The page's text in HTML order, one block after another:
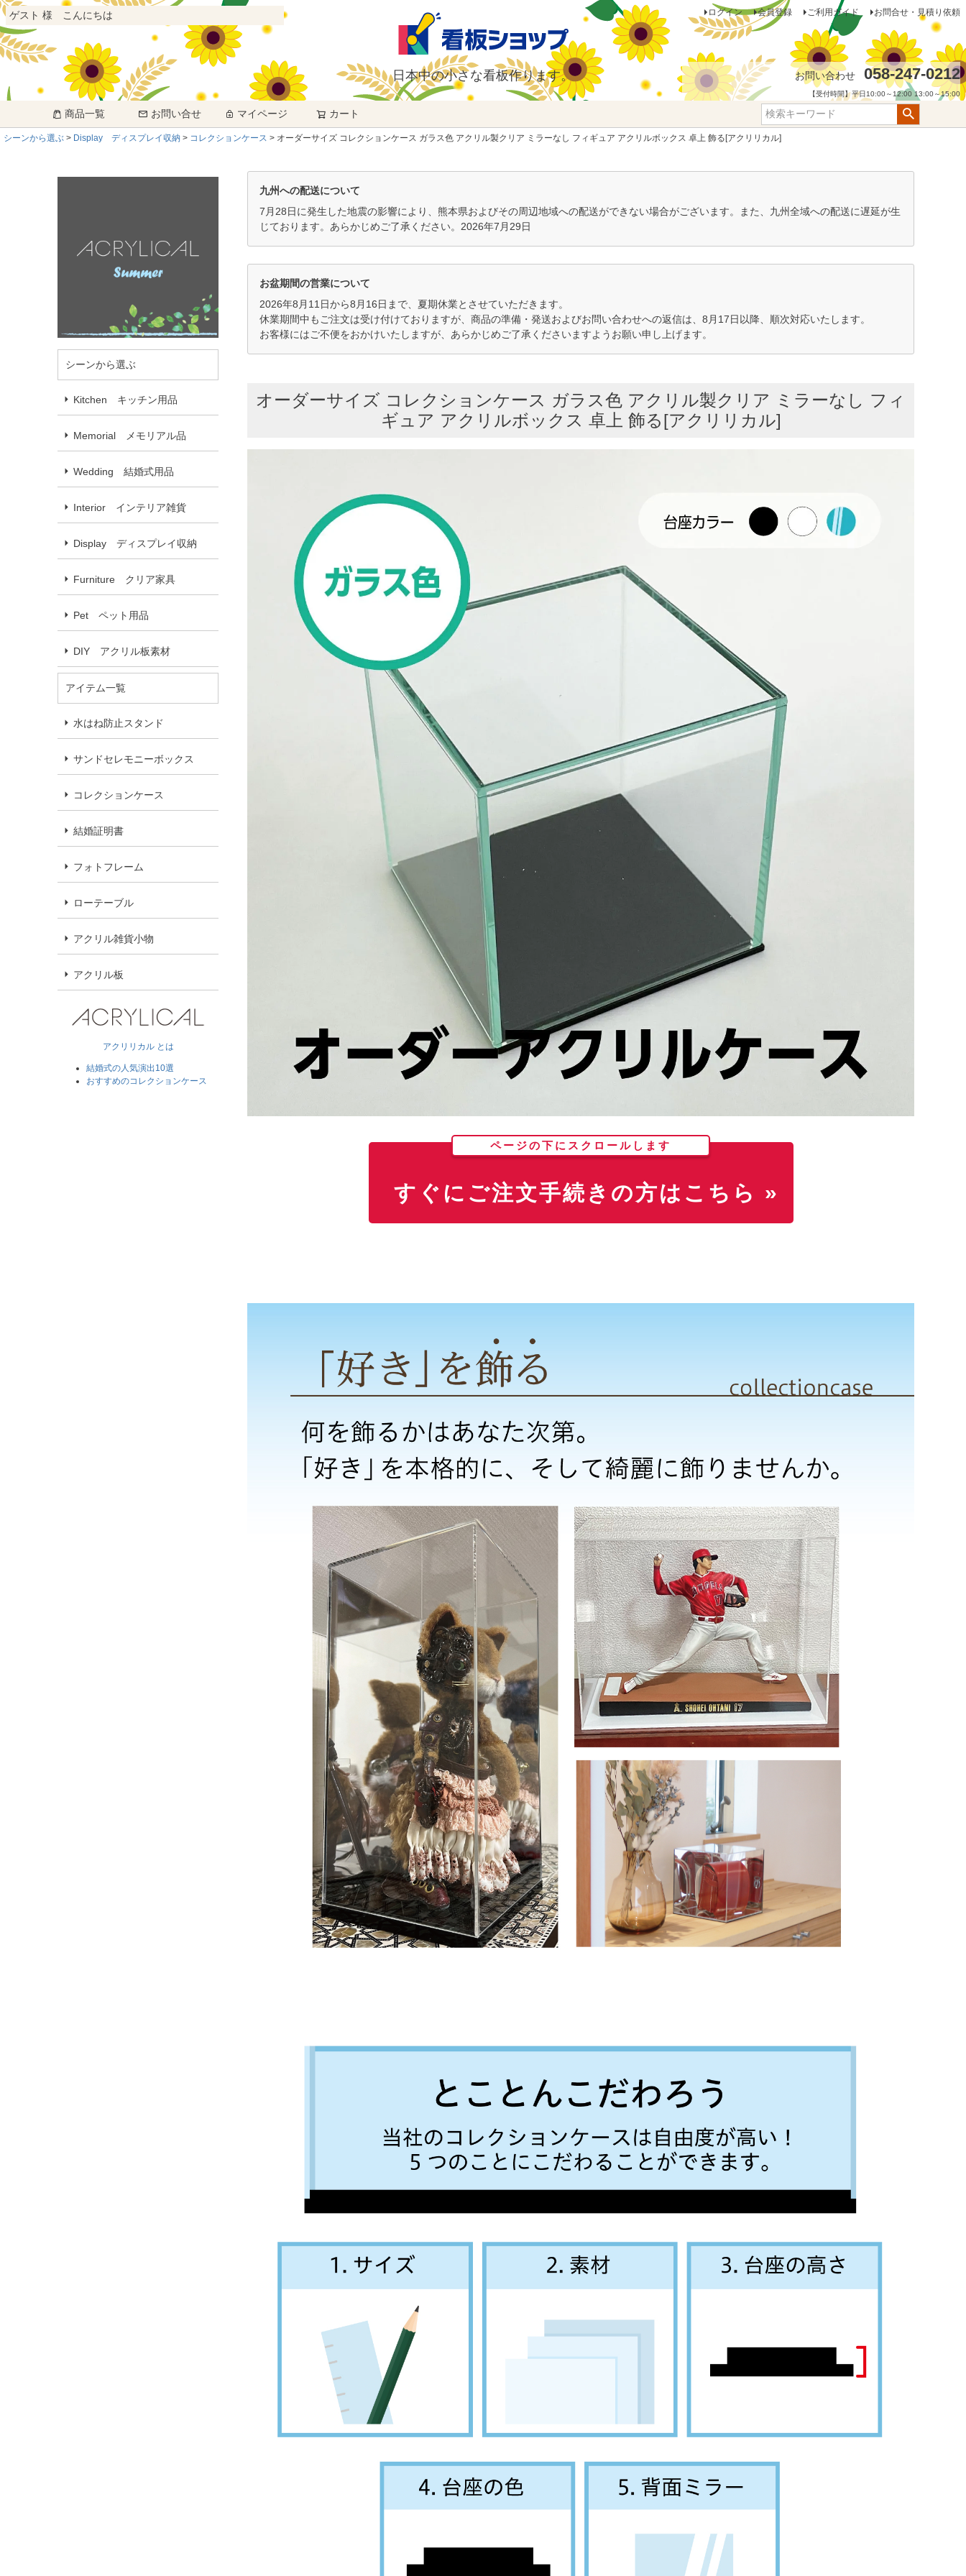
ゲスト 様 こんにちは
日本中の小さな看板作ります。
ログイン 会員登録 ご利用ガイド お問合せ・見積り依頼
お問い合わせ 058-247-0212
【受付時間】平日10:00～12:00 13:00～15:00
商品一覧 お問い合せ マイページ カート
シーンから選ぶ Display ディスプレイ収納 コレクションケース オーダーサイズ コレクションケース ガラス色 アクリル製クリア ミラーなし フィギュア アクリルボックス 卓上 飾る[アクリリカル]
シーンから選ぶ
Kitchen キッチン用品
Memorial メモリアル品
Wedding 結婚式用品
Interior インテリア雑貨
Display ディスプレイ収納
Furniture クリア家具
Pet ペット用品
DIY アクリル板素材
アイテム一覧
水はね防止スタンド
サンドセレモニーボックス
コレクションケース
結婚証明書
フォトフレーム
ローテーブル
アクリル雑貨小物
アクリル板
アクリリカル とは
結婚式の人気演出10選
おすすめのコレクションケース
九州への配送について
7月28日に発生した地震の影響により、熊本県およびその周辺地域への配送ができない場合がございます。また、九州全域への配送に遅延が生
じております。あらかじめご了承ください。2026年7月29日
お盆期間の営業について
2026年8月11日から8月16日まで、夏期休業とさせていただきます。
休業期間中もご注文は受け付けておりますが、商品の準備・発送およびお問い合わせへの返信は、8月17日以降、順次対応いたします。
お客様にはご不便をおかけいたしますが、あらかじめご了承くださいますようお願い申し上げます。
オーダーサイズ コレクションケース ガラス色 アクリル製クリア ミラーなし フィ
ギュア アクリルボックス 卓上 飾る[アクリリカル]
ページの下にスクロールします
すぐにご注文手続きの方はこちら »